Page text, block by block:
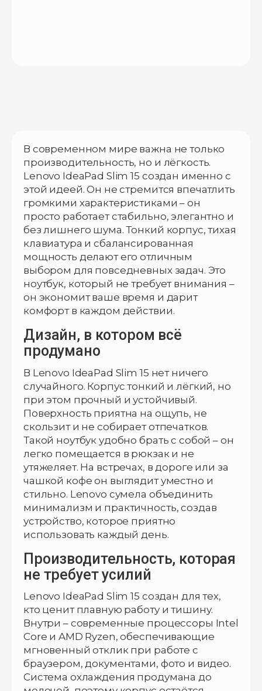
В современном мире важна не только
производительность, но и лёгкость.
Lenovo IdeaPad Slim 15 создан именно с
этой идеей. Он не стремится впечатлить
громкими характеристиками – он
просто работает стабильно, элегантно и
без лишнего шума. Тонкий корпус, тихая
клавиатура и сбалансированная
мощность делают его отличным
выбором для повседневных задач. Это
ноутбук, который не требует внимания –
он экономит ваше время и дарит
комфорт в каждом действии.
Дизайн, в котором всё
продумано
В Lenovo IdeaPad Slim 15 нет ничего
случайного. Корпус тонкий и лёгкий, но
при этом прочный и устойчивый.
Поверхность приятна на ощупь, не
скользит и не собирает отпечатков.
Такой ноутбук удобно брать с собой – он
легко помещается в рюкзак и не
утяжеляет. На встречах, в дороге или за
чашкой кофе он выглядит уместно и
стильно. Lenovo сумела объединить
минимализм и практичность, создав
устройство, которое приятно
использовать каждый день.
Производительность, которая
не требует усилий
Lenovo IdeaPad Slim 15 создан для тех,
кто ценит плавную работу и тишину.
Внутри – современные процессоры Intel
Core и AMD Ryzen, обеспечивающие
мгновенный отклик при работе с
браузером, документами, фото и видео.
Система охлаждения продумана до